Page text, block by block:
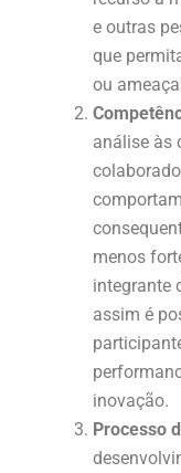
e outras
que
ou
análise às
menos
integrante
assim é
inovação.
Processo